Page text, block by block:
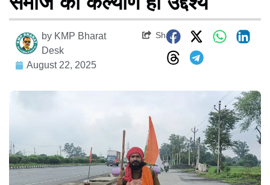
by KMP Bharat
Desk
August 22, 2025
Share